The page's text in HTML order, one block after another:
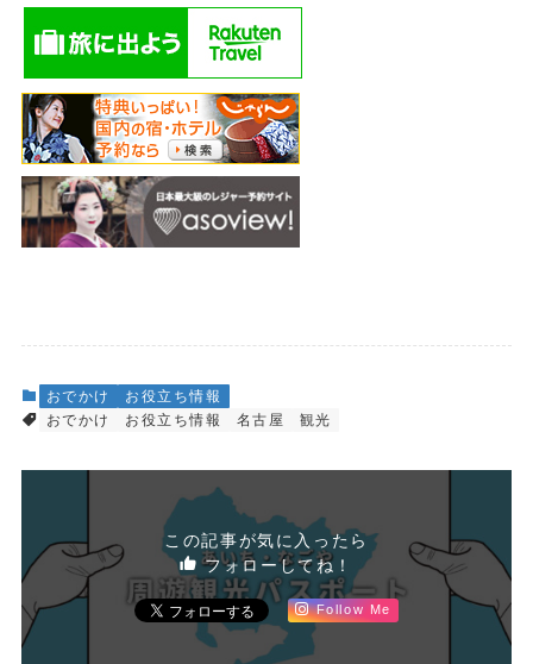
おでかけ
お役立ち情報
おでかけ
お役立ち情報 名古屋 観光
この記事が気に入ったら
フォローしてね！
Follow Me